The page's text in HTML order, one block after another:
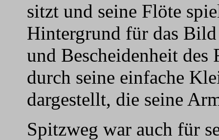
sitzt und seine Flöte
Hintergrund für das
und Bescheidenheit
durch seine einfache
dargestellt, die seine
Spitzweg war auch für